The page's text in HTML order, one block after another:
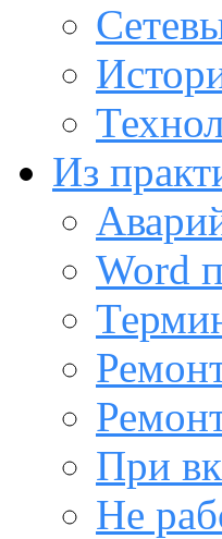
Из
Word
При
Не